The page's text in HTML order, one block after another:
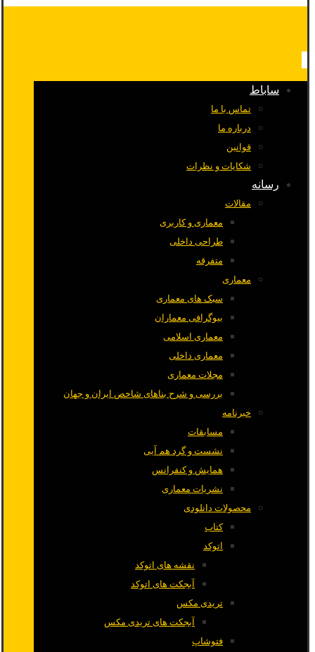
ساباط
تماس با ما
درباره ما
قوانین
شکایات و نظرات
رسانه
مقالات
معماری و کاربری
طراحی داخلی
متفرقه
معماری
سبک های معماری
بیوگرافی معماران
معماری اسلامی
معماری داخلی
مجلات معماری
بررسی و شرح بناهای شاخص ایران و جهان
خبرنامه
مسابقات
نشست و گرد هم آیی
همایش و کنفرانس
نشریات معماری
محصولات دانلودی
کتاب
اتوکد
نقشه های اتوکد
آبجکت های اتوکد
تریدی مکس
آبجکت های تریدی مکس
فتوشاپ